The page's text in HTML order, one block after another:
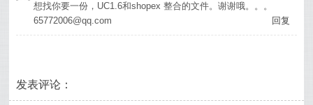
想找你要一份，UC1.6和shopex 整合的文件。谢谢哦。。。
65772006@qq.com
回复
发表评论：